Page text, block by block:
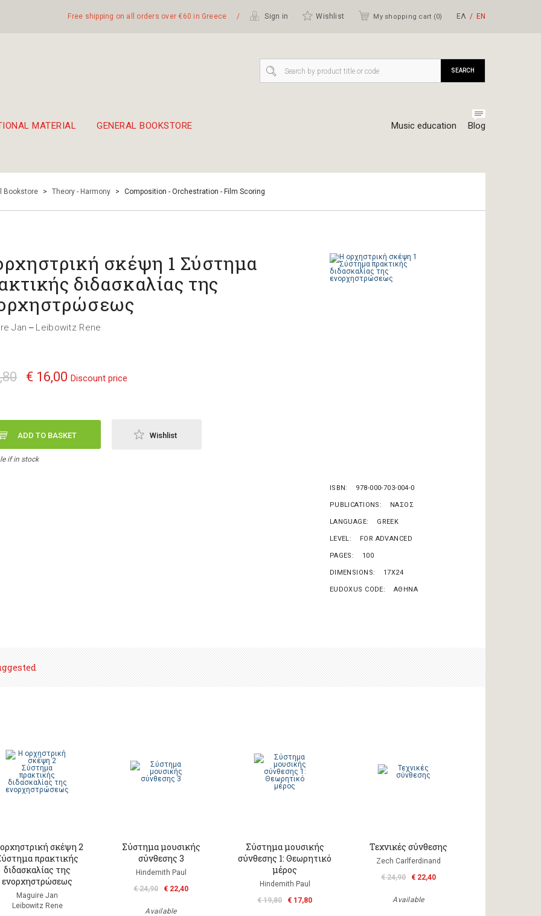
Free shipping on all orders over €60 in Greece / Sign in Wishlist My shopping cart (0) ΕΛ ΕΝ
MATERIAL GENERAL BOOKSTORE Music education Blog
SEARCH
Bookstore > Theory - Harmony > Composition - Orchestration - Film Scoring
σκέψη 1 Σύστημα
διδασκαλίας της
Jan — Leibowitz Rene
€ 16,00 Discount price
ADD TO BASKET Wishlist
if in stock
ISBN 978-000-703-004-0
PUBLICATIONS ΝΑΣΟΣ
LANGUAGE GREEK
LEVEL FOR ADVANCED
PAGES 100
DIMENSIONS 17X24
EUDOXUS CODE ΑΘΗΝΑ
σκέψη 2
πρακτικής
διδασκαλίας της
ενορχηστρώσεως
Maguire Jan
Leibowitz Rene
Σύστημα μουσικής
σύνθεσης 3
Hindemith Paul
€ 24,90
€ 22,40
Available
Σύστημα μουσικής
σύνθεσης 1: Θεωρητικό
μέρος
Hindemith Paul
€ 19,80
€ 17,80
Τεχνικές σύνθεσης
Zech Carlferdinand
€ 24,90
€ 22,40
Available